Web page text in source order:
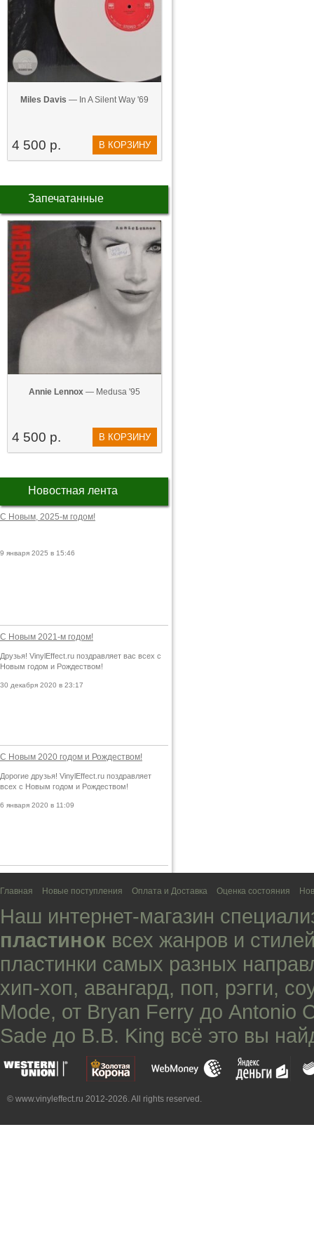
Miles Davis — In A Silent Way '69
4 500 р. В КОРЗИНУ
Запечатанные
Annie Lennox — Medusa '95
4 500 р. В КОРЗИНУ
Новостная лента
С Новым, 2025-м годом!
9 января 2025 в 15:46
С Новым 2021-м годом!
Друзья! VinylEffect.ru поздравляет вас всех с
Новым годом и Рождеством!
30 декабря 2020 в 23:17
С Новым 2020 годом и Рождеством!
Дорогие друзья! VinylEffect.ru поздравляет
всех с Новым годом и Рождеством!
6 января 2020 в 11:09
Главная Новые поступления Оплата и Доставка Оценка состояния
Наш интернет-магазин
пластинок всех жанров и
пластинки самых разных
хип-хоп, авангард, поп, рэгги,
Mode, от Bryan Ferry до Antonio
Sade до B.B. King всё это вы
© www.vinyleffect.ru 2012-2026. All rights reserved.